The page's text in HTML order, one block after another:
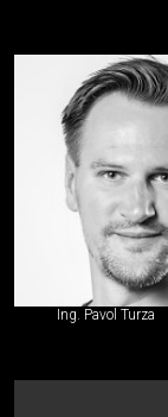
Ing. Pavol Turza